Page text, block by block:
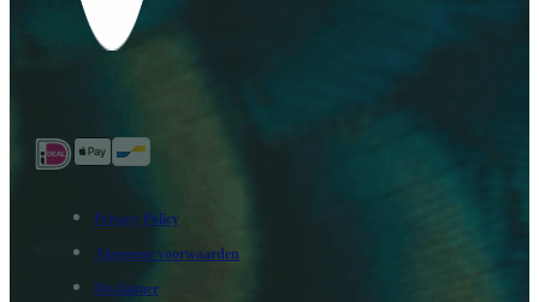
Privacy Policy
Algemene voorwaarden
Disclaimer